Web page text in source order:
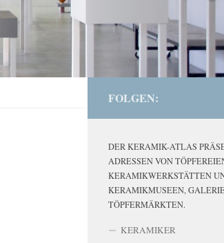
FOLGEN:
DER KERAMIK-ATLAS
ADRESSEN VON
KERAMIKWERKSTÄTTEN
KERAMIKMUSEEN,
TÖPFERMÄRKTEN.
KERAMIKER